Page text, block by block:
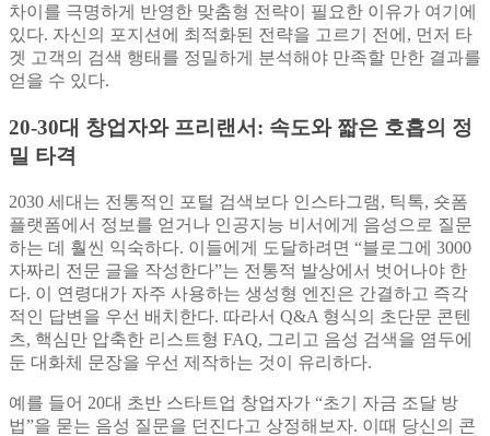
차이를 극명하게 반영한 맞춤형 전략이 필요한 이유가 여기에
있다. 자신의 포지션에 최적화된 전략을 고르기 전에, 먼저 타
겟 고객의 검색 행태를 정밀하게 분석해야 만족할 만한 결과를
얻을 수 있다.
20-30대 창업자와 프리랜서: 속도와 짧은 호흡의 정
밀 타격
2030 세대는 전통적인 포털 검색보다 인스타그램, 틱톡, 숏폼
플랫폼에서 정보를 얻거나 인공지능 비서에게 음성으로 질문
하는 데 훨씬 익숙하다. 이들에게 도달하려면 “블로그에 3000
자짜리 전문 글을 작성한다”는 전통적 발상에서 벗어나야 한
다. 이 연령대가 자주 사용하는 생성형 엔진은 간결하고 즉각
적인 답변을 우선 배치한다. 따라서 Q&A 형식의 초단문 콘텐
츠, 핵심만 압축한 리스트형 FAQ, 그리고 음성 검색을 염두에
둔 대화체 문장을 우선 제작하는 것이 유리하다.
예를 들어 20대 초반 스타트업 창업자가 “초기 자금 조달 방
법”을 묻는 음성 질문을 던진다고 상정해보자. 이때 당신의 콘